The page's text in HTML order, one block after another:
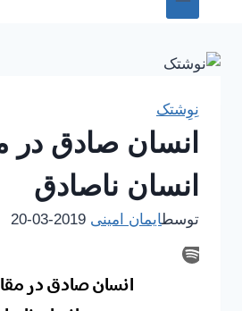
نِوِشتک
انسان صادق در
انسان ناصادق
توسطایمان امینی 2019-03-20